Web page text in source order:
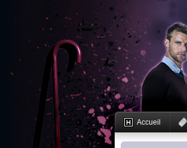
Accueil